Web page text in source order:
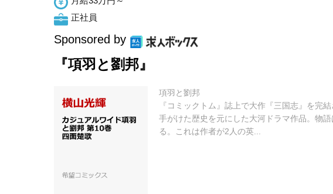
正社員
Sponsored by
『項羽と劉邦』
項羽と劉邦
『コミックトム』誌上で大作『三国志』を完
手がけた歴史を元にした大河ドラマ作品。物
る。これは作者が2人の英...